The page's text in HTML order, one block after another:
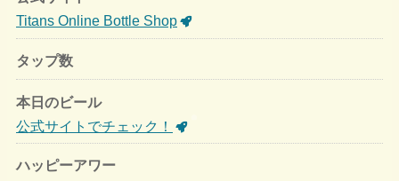
Titans Online Bottle Shop
タップ数
本日のビール
公式サイトでチェック！
ハッピーアワー